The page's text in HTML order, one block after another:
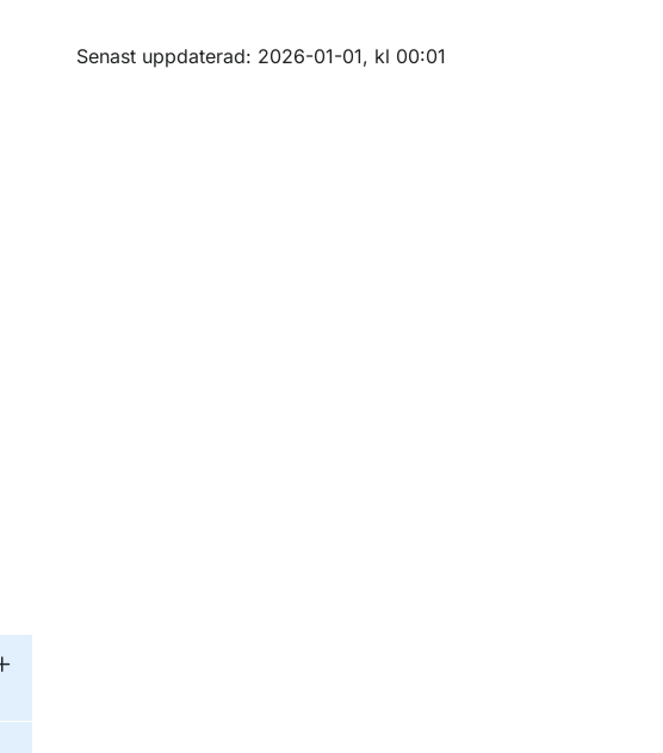
Undermeny för Tillstånds- och andra prövningar
Om sidan
Senast uppdaterad: 2026-01-01, kl 00:01